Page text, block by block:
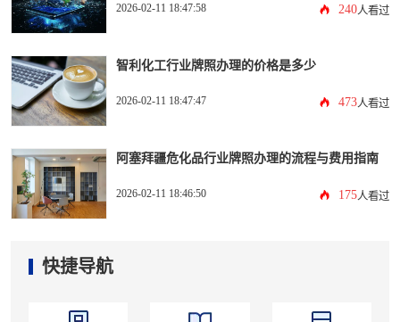
2026-02-11 18:47:58 240人看过
智利化工行业牌照办理的价格是多少
2026-02-11 18:47:47 473人看过
阿塞拜疆危化品行业牌照办理的流程与费用指南
2026-02-11 18:46:50 175人看过
快捷导航